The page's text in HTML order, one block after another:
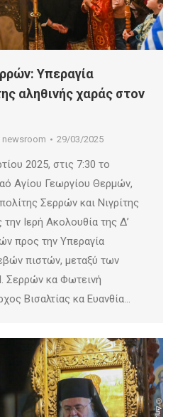
Υπεραγία
αληθινής χαράς στον
newsroom 29/03/2025
2025, στις 7:30 το
Αγίου Γεωργίου Θερμών,
Σερρών και Νιγρίτης
Ιερή Ακολουθία της Δ’
προς την Υπεραγία
πιστών, μεταξύ των
Σερρών κα Φωτεινή
Βισαλτίας κα Ευανθία…